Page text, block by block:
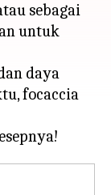
sebagai
untuk
daya
focaccia